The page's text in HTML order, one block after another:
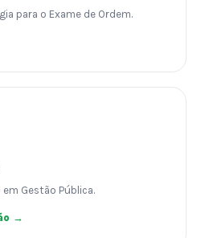
para o Exame de Ordem.
Gestão Pública.
→